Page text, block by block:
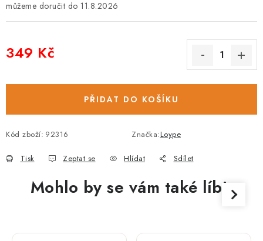
11.8.2026
349 Kč
PŘIDAT DO KOŠÍKU
Kód zboží: 92316 Značka:Loype
Tisk Zeptat se Hlídat Sdílet
Mohlo by se vám také líbit